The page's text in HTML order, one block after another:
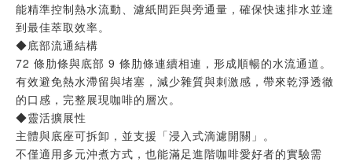
能精準控制熱水流動、濾紙間距與旁通量，確保快速排水並達
到最佳萃取效率。
◆底部流通結構
72 條肋條與底部 9 條肋條連續相連，形成順暢的水流通道。
有效避免熱水滯留與堵塞，減少雜質與刺激感，帶來乾淨透徹
的口感，完整展現咖啡的層次。
◆靈活擴展性
主體與底座可拆卸，並支援「浸入式滴濾開關」。
不僅適用多元沖煮方式，也能滿足進階咖啡愛好者的實驗需